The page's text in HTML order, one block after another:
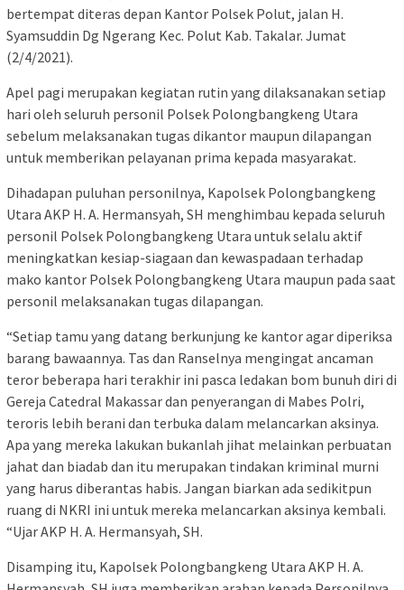
bertempat diteras depan Kantor Polsek Polut, jalan H.
Syamsuddin Dg Ngerang Kec. Polut Kab. Takalar. Jumat
(2/4/2021).
Apel pagi merupakan kegiatan rutin yang dilaksanakan setiap
hari oleh seluruh personil Polsek Polongbangkeng Utara
sebelum melaksanakan tugas dikantor maupun dilapangan
untuk memberikan pelayanan prima kepada masyarakat.
Dihadapan puluhan personilnya, Kapolsek Polongbangkeng
Utara AKP H. A. Hermansyah, SH menghimbau kepada seluruh
personil Polsek Polongbangkeng Utara untuk selalu aktif
meningkatkan kesiap-siagaan dan kewaspadaan terhadap
mako kantor Polsek Polongbangkeng Utara maupun pada saat
personil melaksanakan tugas dilapangan.
“Setiap tamu yang datang berkunjung ke kantor agar diperiksa
barang bawaannya. Tas dan Ranselnya mengingat ancaman
teror beberapa hari terakhir ini pasca ledakan bom bunuh diri di
Gereja Catedral Makassar dan penyerangan di Mabes Polri,
teroris lebih berani dan terbuka dalam melancarkan aksinya.
Apa yang mereka lakukan bukanlah jihat melainkan perbuatan
jahat dan biadab dan itu merupakan tindakan kriminal murni
yang harus diberantas habis. Jangan biarkan ada sedikitpun
ruang di NKRI ini untuk mereka melancarkan aksinya kembali.
“Ujar AKP H. A. Hermansyah, SH.
Disamping itu, Kapolsek Polongbangkeng Utara AKP H. A.